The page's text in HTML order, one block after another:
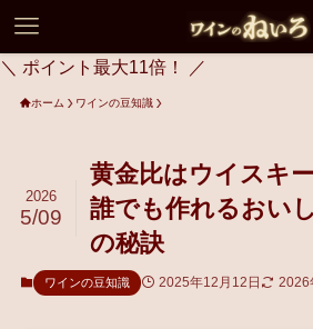
＼ ポイント最大11倍！ ／
ホーム ワインの豆知識
黄金比はウイスキ
誰でも作れるおい
の秘訣
2026
5/09
ワインの豆知識 2025年12月12日 2026